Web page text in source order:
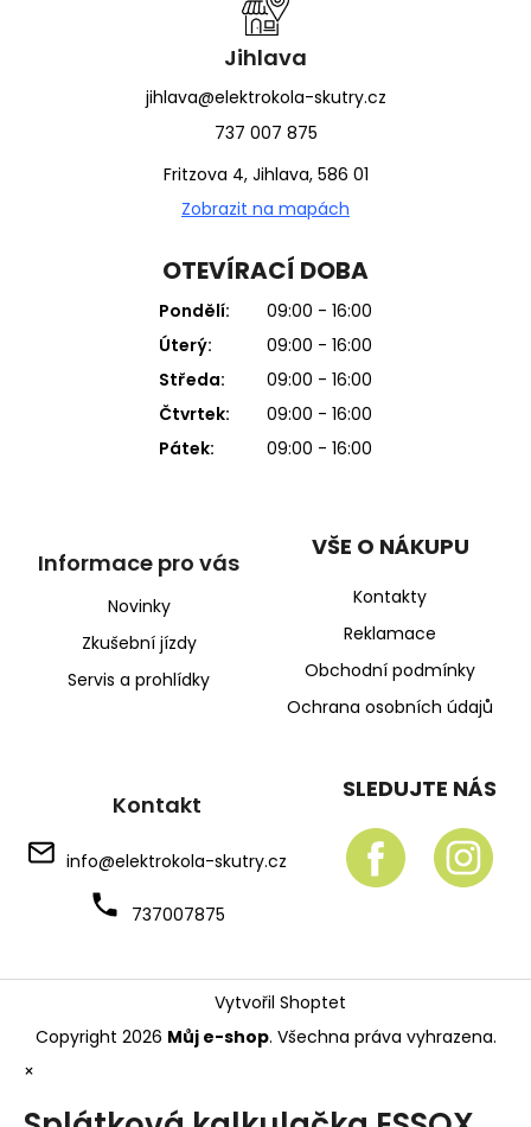
Jihlava
jihlava@elektrokola-skutry.cz
737 007 875
Fritzova 4, Jihlava, 586 01
Zobrazit na mapách
OTEVÍRACÍ DOBA
Pondělí:
09:00 - 16:00
Úterý:
09:00 - 16:00
Středa:
09:00 - 16:00
Čtvrtek:
09:00 - 16:00
Pátek:
09:00 - 16:00
Informace pro vás
Novinky
Zkušební jízdy
Servis a prohlídky
VŠE O NÁKUPU
Kontakty
Reklamace
Obchodní podmínky
Ochrana osobních údajů
Kontakt
info@elektrokola-skutry.cz
737007875
SLEDUJTE NÁS
Vytvořil Shoptet
Copyright 2026 Můj e-shop. Všechna práva vyhrazena.
×